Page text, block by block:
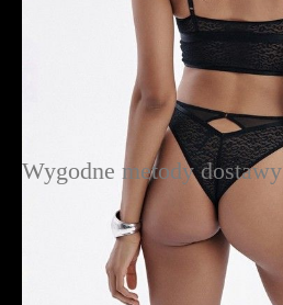
Wygodne metody dostawy